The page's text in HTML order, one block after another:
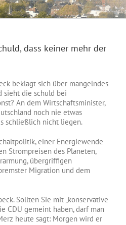
dass keiner mehr der
beklagt sich über mangelndes
sieht die schuld bei
An dem Wirtschaftsminister,
noch nie etwas
schließlich nicht liegen.
einer Energiewende
Strompreisen des Planeten,
übergriffigen
Migration und dem
Sollten Sie mit „konservative
CDU gemeint haben, darf man
heute sagt: Morgen wird er